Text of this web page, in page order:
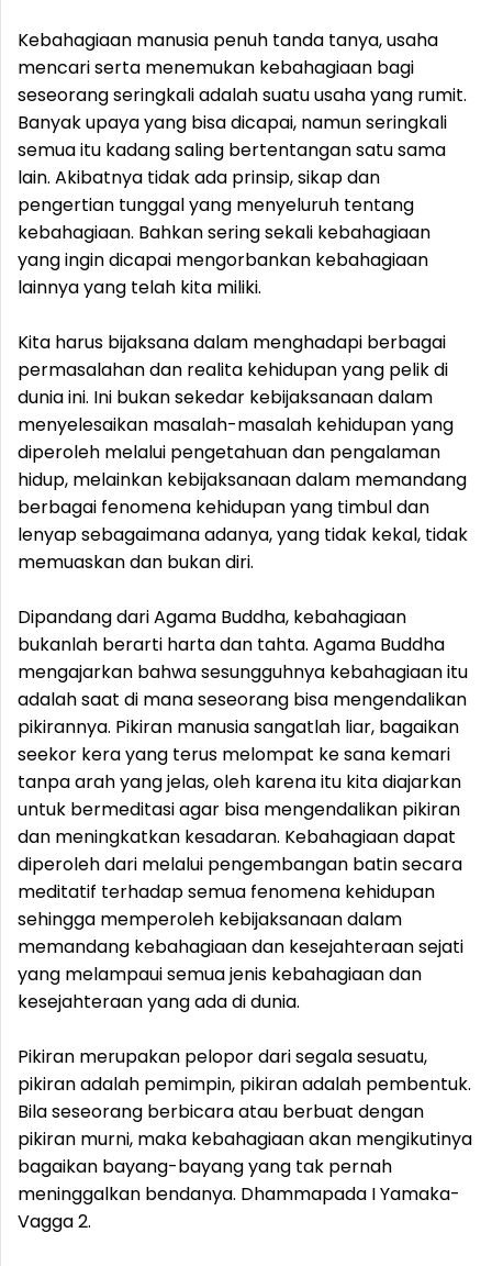
Kebahagiaan manusia penuh tanda tanya, usaha
mencari serta menemukan kebahagiaan bagi
seseorang seringkali adalah suatu usaha yang rumit.
Banyak upaya yang bisa dicapai, namun seringkali
semua itu kadang saling bertentangan satu sama
lain. Akibatnya tidak ada prinsip, sikap dan
pengertian tunggal yang menyeluruh tentang
kebahagiaan. Bahkan sering sekali kebahagiaan
yang ingin dicapai mengorbankan kebahagiaan
lainnya yang telah kita miliki.
Kita harus bijaksana dalam menghadapi berbagai
permasalahan dan realita kehidupan yang pelik di
dunia ini. Ini bukan sekedar kebijaksanaan dalam
menyelesaikan masalah-masalah kehidupan yang
diperoleh melalui pengetahuan dan pengalaman
hidup, melainkan kebijaksanaan dalam memandang
berbagai fenomena kehidupan yang timbul dan
lenyap sebagaimana adanya, yang tidak kekal, tidak
memuaskan dan bukan diri.
Dipandang dari Agama Buddha, kebahagiaan
bukanlah berarti harta dan tahta. Agama Buddha
mengajarkan bahwa sesungguhnya kebahagiaan itu
adalah saat di mana seseorang bisa mengendalikan
pikirannya. Pikiran manusia sangatlah liar, bagaikan
seekor kera yang terus melompat ke sana kemari
tanpa arah yang jelas, oleh karena itu kita diajarkan
untuk bermeditasi agar bisa mengendalikan pikiran
dan meningkatkan kesadaran. Kebahagiaan dapat
diperoleh dari melalui pengembangan batin secara
meditatif terhadap semua fenomena kehidupan
sehingga memperoleh kebijaksanaan dalam
memandang kebahagiaan dan kesejahteraan sejati
yang melampaui semua jenis kebahagiaan dan
kesejahteraan yang ada di dunia.
Pikiran merupakan pelopor dari segala sesuatu,
pikiran adalah pemimpin, pikiran adalah pembentuk.
Bila seseorang berbicara atau berbuat dengan
pikiran murni, maka kebahagiaan akan mengikutinya
bagaikan bayang-bayang yang tak pernah
meninggalkan bendanya. Dhammapada I Yamaka-
Vagga 2.